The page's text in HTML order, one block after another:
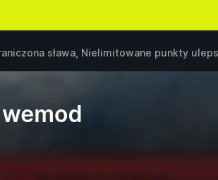
sława, Nielimitowane punkty